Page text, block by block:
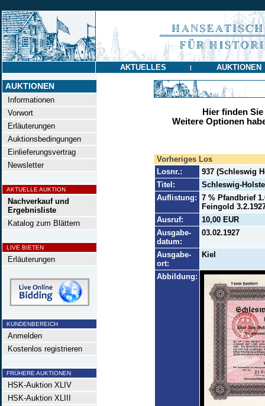
AKTUELLES | AUKTIONEN
AUKTIONEN
Informationen
Vorwort
Erläuterungen
Auktionsbedingungen
Einlieferungsvertrag
Newsletter
AKTUELLE AUKTION
Nachverkauf und
Ergebnisliste
Katalog zum Blättern
LIVE BIETEN
Erläuterungen
KUNDENBEREICH
Anmelden
Kostenlos registrieren
FRÜHERE AUKTIONEN
HSK-Auktion XLIV
HSK-Auktion XLIII
Hier finden
Weitere Optionen
Vorheriges Los
Losnr.:
937 (Schleswig
Titel:
Schleswig-
Auflistung: 7 % Pfandbrief
Feingold
Ausruf:
10,00 EUR
Ausgabe-
datum:
03.02.1927
Ausgabe-
ort:
Kiel
Abbildung: